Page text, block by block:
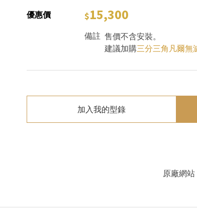
優惠價 15,300
備註 售價不含安裝。
建議加購三分三角凡爾無
加入我的型錄
原廠網站